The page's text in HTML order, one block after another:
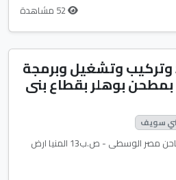
وتركيب وتشغيل وبرمجة
بمطحن بوهلر بقطاع بنى
سويف
شركة مطاحن مصر الوسطى - ص.ب13 المنيا ارض